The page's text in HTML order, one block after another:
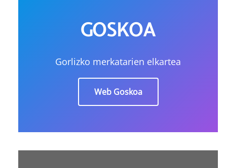
GOSKOA
Gorlizko merkatarien elkartea
Web Goskoa